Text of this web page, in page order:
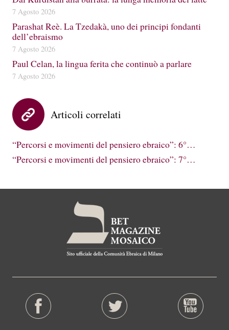
7 Agosto 2026
Parashat Reè. La Tzedakà, uno dei principi fondanti
dell’ebraismo
7 Agosto 2026
Paul Celan, la lingua ferita che continuò a parlare
7 Agosto 2026
Articoli correlati
“Percorsi e movimenti del pensiero ebraico”: 6°…
“Percorsi e movimenti del pensiero ebraico”: 7°…